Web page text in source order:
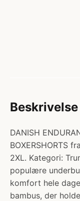
Beskrivelse
DANISH
BOXERSHORTS
2XL. Kategori:
populære
komfort hele
bambus, der